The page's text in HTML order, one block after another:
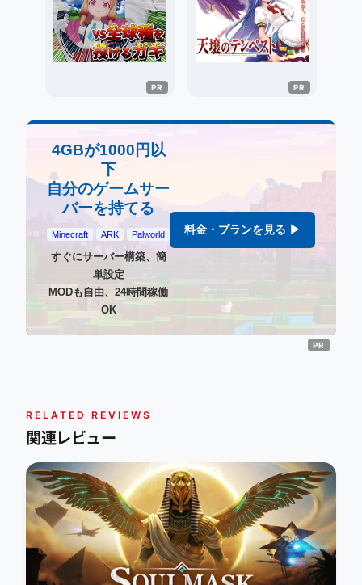
4GBが1000円以
下
自分のゲームサー
バーを持てる
Minecraft ARK Palworld
すぐにサーバー構築、簡
単設定
MODも自由、24時間稼働
OK
料金・プランを見る ▶
RELATED REVIEWS
関連レビュー